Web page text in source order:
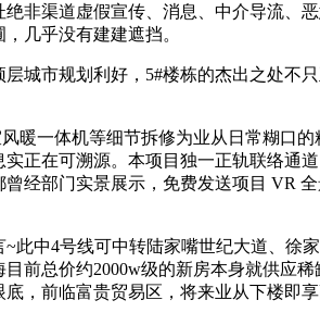
非渠道虚假宣传、消息、中介导流、
几乎没有建建遮挡。
市规划利好，5#楼栋的杰出之处不
一体机等细节拆修为业从日常糊口
正在可溯源。本项目独一正轨联络通
经部门实景展示，免费发送项目 VR
中4号线可中转陆家嘴世纪大道、徐
前总价约2000w级的新房本身就供应
，前临富贵贸易区，将来业从下楼即